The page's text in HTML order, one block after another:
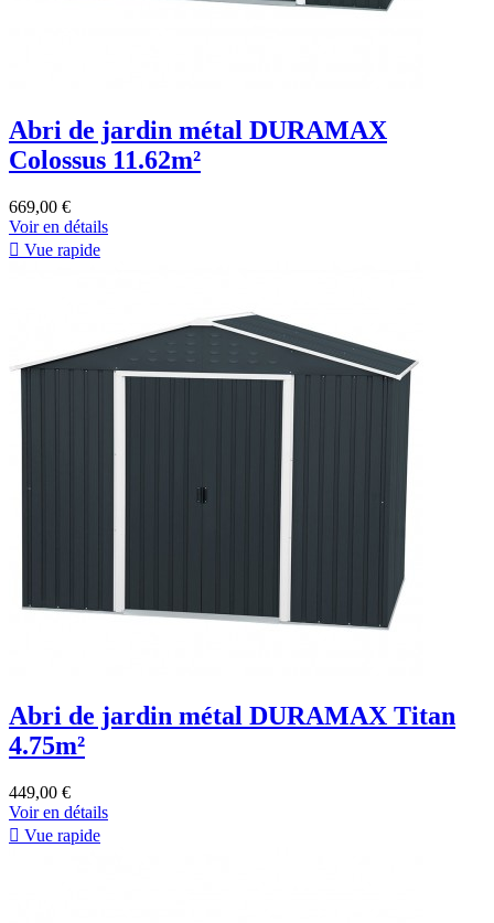
Abri de jardin métal DURAMAX
Colossus 11.62m²
669,00 €
Voir en détails
 Vue rapide
Abri de jardin métal DURAMAX Titan
4.75m²
449,00 €
Voir en détails
 Vue rapide